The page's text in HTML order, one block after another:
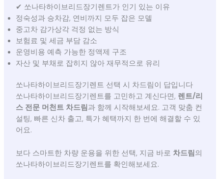
✔ 쏘나타하이브리드장기렌트가 인기 있는 이유
정숙성과 승차감, 연비까지 모두 잡은 모델
중고차 감가상각 걱정 없는 방식
보험료 및 세금 부담 감소
운영비용 예측 가능한 정액제 구조
자산 및 부채로 잡히지 않아 재무적으로 유리
쏘나타하이브리드장기렌트 선택 시 차드림이 답입니다
쏘나타하이브리드장기렌트를 고민하고 계신다면, 렌트/리
스 전문 머천트 차드림 과 함께 시작해보세요. 고객 맞춤 컨
설팅, 빠른 신차 출고, 특가 혜택까지 한 번에 해결할 수 있
어요.
보다 스마트한 차량 운용을 위한 선택, 지금 바로 차드림 의
쏘나타하이브리드장기렌트를 확인해보세요.